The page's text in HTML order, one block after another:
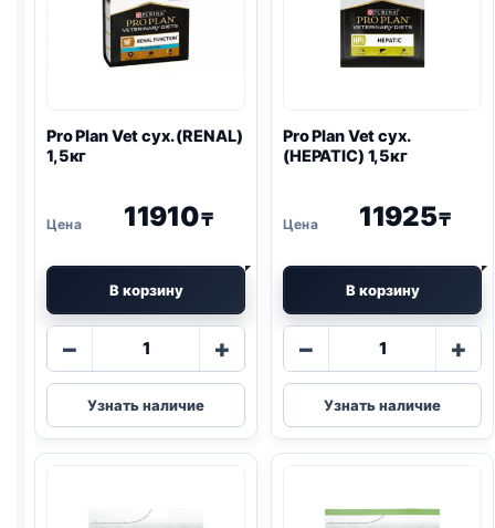
Pro PlanVet сух. (RENAL)
1,5кг
11910₸
В корзину
−
Количество
Pro
Plan
Vet
1,5кг
+
Узнать наличие
Pro PlanVet сух.
(HEPATIC) 1,5кг
11925₸
В корзину
−
Количество
Pro
Plan
Vet
1,5кг
+
Узнать наличие